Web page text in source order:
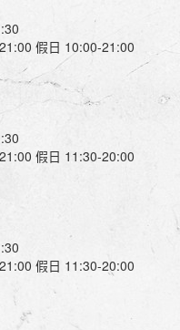
假日 10:00-21:00
假日 11:30-20:00
假日 11:30-20:00